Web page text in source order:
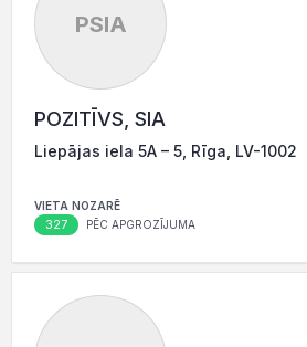
PSIA
POZITĪVS, SIA
Liepājas iela 5A – 5, Rīga, LV-1002
VIETA NOZARĒ
327 PĒC APGROZĪJUMA